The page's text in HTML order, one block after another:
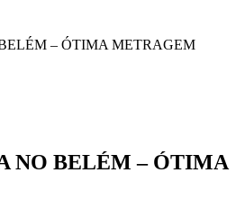
NO BELÉM – ÓTIMA